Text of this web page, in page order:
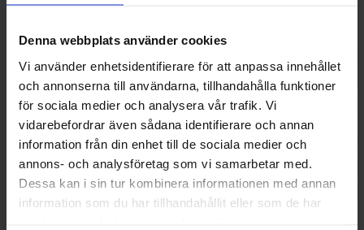
Denna webbplats använder cookies
Vi använder enhetsidentifierare för att anpassa innehållet
och annonserna till användarna, tillhandahålla funktioner
för sociala medier och analysera vår trafik. Vi
vidarebefordrar även sådana identifierare och annan
information från din enhet till de sociala medier och
annons- och analysföretag som vi samarbetar med.
Dessa kan i sin tur kombinera informationen med annan
information som du har tillhandahållit eller som de har
Reeses Dipped Pretzels 240g
75.62 kr
Köp
Huligan Pretzel